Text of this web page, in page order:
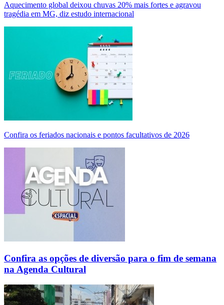
Aquecimento global deixou chuvas 20% mais fortes e agravou
tragédia em MG, diz estudo internacional
Confira os feriados nacionais e pontos facultativos de 2026
Confira as opções de diversão para o fim de semana
na Agenda Cultural